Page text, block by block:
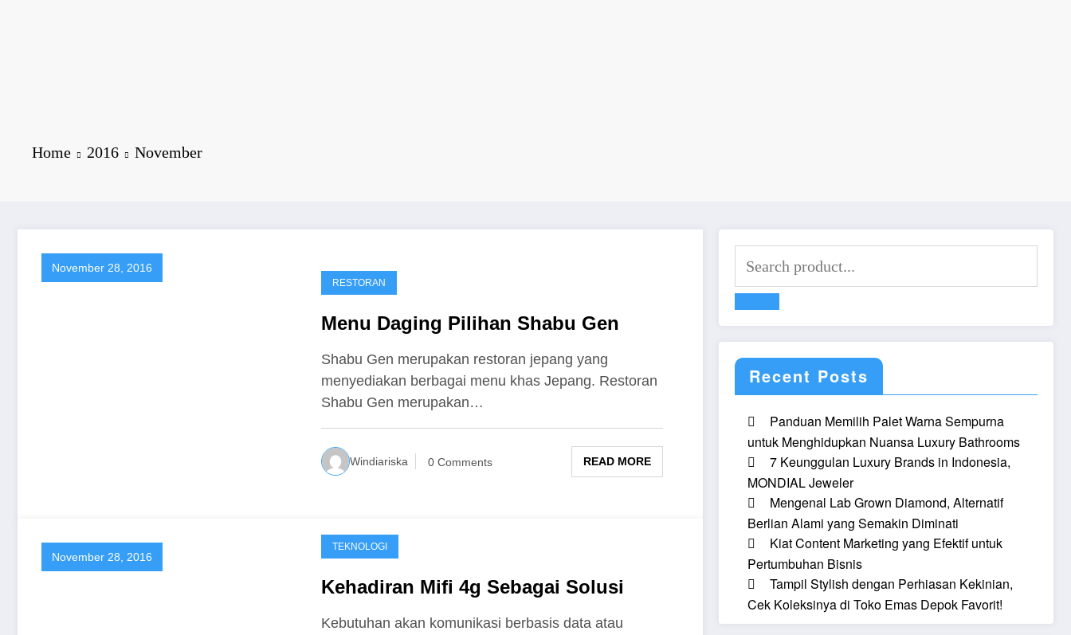
Home 2016 November
November 28, 2016
RESTORAN
Menu Daging Pilihan Shabu Gen
Shabu Gen merupakan restoran jepang yang
menyediakan berbagai menu khas Jepang. Restoran
Shabu Gen merupakan…
Windiariska 0 Comments READ MORE
November 28, 2016
TEKNOLOGI
Kehadiran Mifi 4g Sebagai Solusi
Kebutuhan akan komunikasi berbasis data atau
Recent Posts
Panduan Memilih Palet Warna Sempurna
untuk Menghidupkan Nuansa Luxury Bathrooms
7 Keunggulan Luxury Brands in Indonesia,
MONDIAL Jeweler
Mengenal Lab Grown Diamond, Alternatif
Berlian Alami yang Semakin Diminati
Kiat Content Marketing yang Efektif untuk
Pertumbuhan Bisnis
Tampil Stylish dengan Perhiasan Kekinian,
Cek Koleksinya di Toko Emas Depok Favorit!